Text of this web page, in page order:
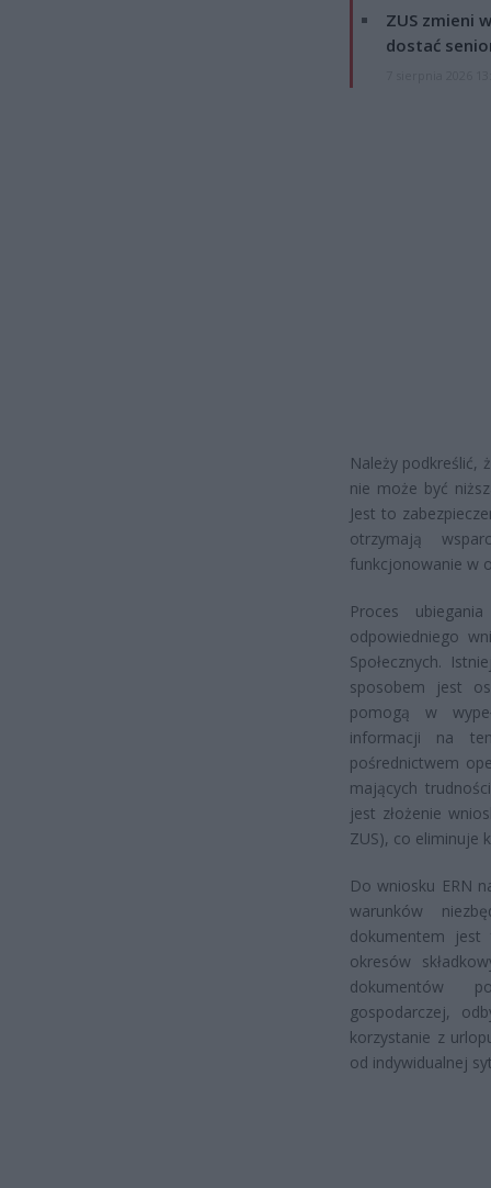
ZUS zmieni
dostać
Należy podkreślić,
nie może być
Jest to
otrzymają
funkcjonowanie w
Proces
odpowiedniego
Społecznych.
sposobem jest
pomogą w
informacji na
pośrednictwem
mających
jest złożenie
ZUS), co eliminuje
Do wniosku ERN
warunków
dokumentem jest
okresów
dokumentów
gospodarczej,
korzystanie z
od indywidualnej